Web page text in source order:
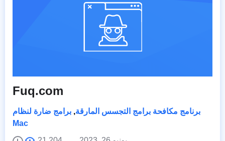
Fuq.com
برنامج مكافحة برامج التجسس المارقة, برامج ضارة لنظام
Mac